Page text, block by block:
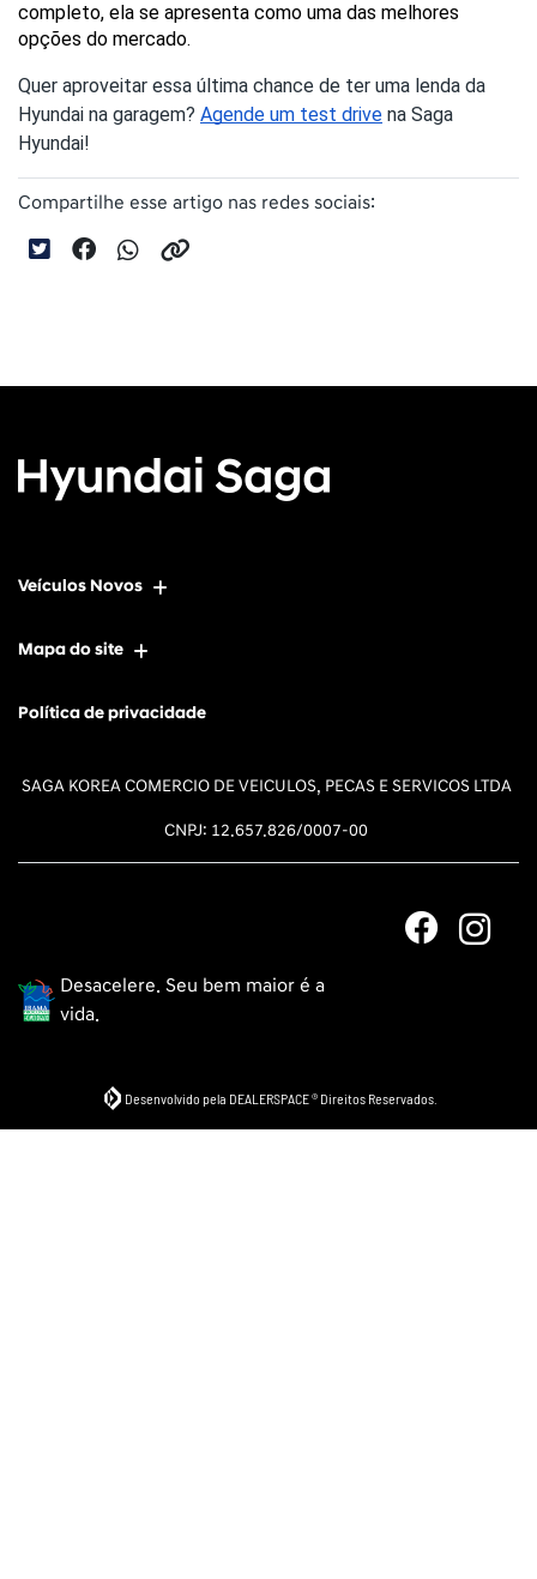
completo, ela se apresenta como uma das melhores
opções do mercado.
Quer aproveitar essa última chance de ter uma lenda da
Hyundai na garagem? Agende um test drive na Saga
Hyundai!
Compartilhe esse artigo nas redes sociais:
Veículos Novos
Mapa do site
Política de privacidade
SAGA KOREA COMERCIO DE VEICULOS, PECAS E SERVICOS LTDA
CNPJ: 12.657.826/0007-00
Desacelere. Seu bem maior é a
vida.
Desenvolvido pela DEALERSPACE ® Direitos Reservados.